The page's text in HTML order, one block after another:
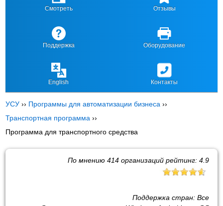
Смотреть Отзывы
Поддержка Оборудование
English Контакты
УСУ ›› Программы для автоматизации бизнеса ››
Транспортная программа ››
Программа для транспортного средства
По мнению 414организаций рейтинг: 4.9
Поддержка стран: Все